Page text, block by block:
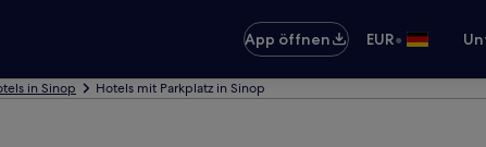
App öffnen
EUR•
in Sinop Hotels mit Parkplatz in Sinop